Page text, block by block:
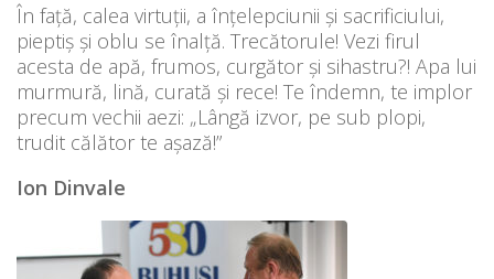
În față, calea virtuții, a înțelepciunii și sacrificiului,
pieptiș și oblu se înalță. Trecătorule! Vezi firul
acesta de apă, frumos, curgător și sihastru?! Apa lui
murmură, lină, curată și rece! Te îndemn, te implor
precum vechii aezi: „Lângă izvor, pe sub plopi,
trudit călător te așază!”
Ion Dinvale